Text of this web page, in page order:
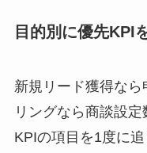
目的別に優先KPI
新規リード獲得な
リングなら商談設
KPIの項目を1度に